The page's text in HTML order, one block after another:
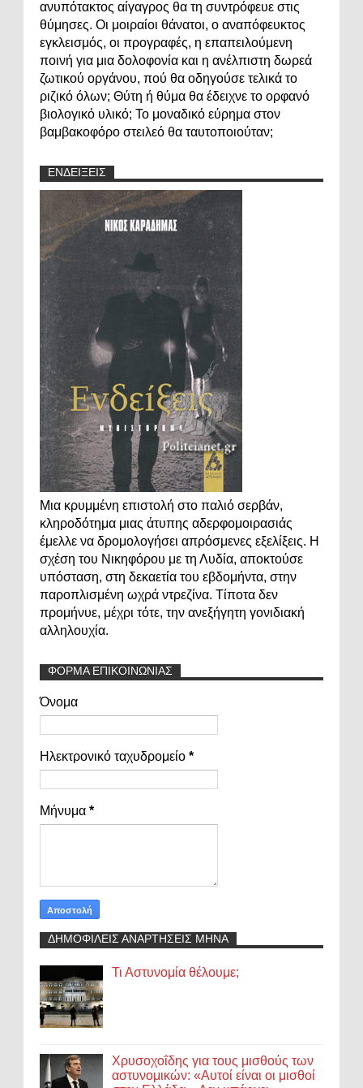
ανυπότακτος αίγαγρος θα τη συντρόφευε στις
θύμησες. Οι μοιραίοι θάνατοι, ο αναπόφευκτος
εγκλεισμός, οι προγραφές, η επαπειλούμενη
ποινή για μια δολοφονία και η ανέλπιστη δωρεά
ζωτικού οργάνου, πού θα οδηγούσε τελικά το
ριζικό όλων; Θύτη ή θύμα θα έδειχνε το ορφανό
βιολογικό υλικό; Το μοναδικό εύρημα στον
βαμβακοφόρο στειλεό θα ταυτοποιούταν;
ΕΝΔΕΙΞΕΙΣ
Μια κρυμμένη επιστολή στο παλιό σερβάν,
κληροδότημα μιας άτυπης αδερφομοιρασιάς
έμελλε να δρομολογήσει απρόσμενες εξελίξεις. Η
σχέση του Νικηφόρου με τη Λυδία, αποκτούσε
υπόσταση, στη δεκαετία του εβδομήντα, στην
παροπλισμένη ωχρά ντρεζίνα. Τίποτα δεν
προμήνυε, μέχρι τότε, την ανεξήγητη γονιδιακή
αλληλουχία.
ΦΟΡΜΑ ΕΠΙΚΟΙΝΩΝΙΑΣ
Όνομα
Ηλεκτρονικό ταχυδρομείο *
Μήνυμα *
ΔΗΜΟΦΙΛΕΙΣ ΑΝΑΡΤΗΣΕΙΣ ΜΗΝΑ
Τι Αστυνομία θέλουμε;
Χρυσοχοΐδης για τους μισθούς των
αστυνομικών: «Αυτοί είναι οι μισθοί